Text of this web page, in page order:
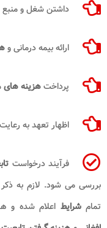
داشتن شغل و منبع
ارائه بیمه درمانی و
پرداختهزینه های
اظهار تعهد به
فرآیند درخواست
بررسی می شود. لازم به
تمامشرایط اعلام شده و